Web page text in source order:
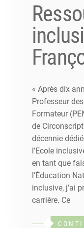
« Après dix
Professeur
Formateur
de
décennie
l’Ecole
en tant que
l’Éducation
inclusive, j’ai
carrière. Ce